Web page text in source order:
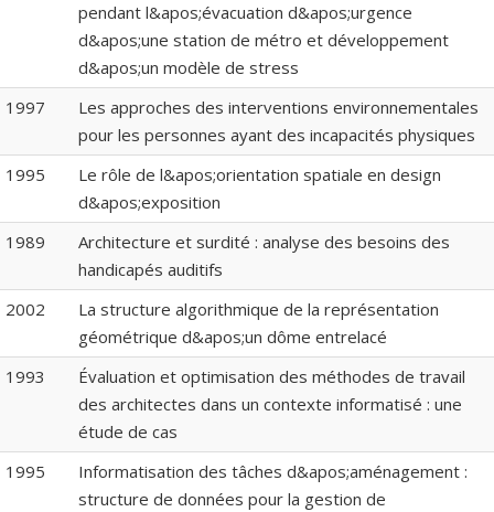
pendant l&apos;évacuation d&apos;urgence
d&apos;une station de métro et développement
d&apos;un modèle de stress
1997
Les approches des interventions environnementales
pour les personnes ayant des incapacités physiques
1995
Le rôle de l&apos;orientation spatiale en design
d&apos;exposition
1989
Architecture et surdité : analyse des besoins des
handicapés auditifs
2002
La structure algorithmique de la représentation
géométrique d&apos;un dôme entrelacé
1993
Évaluation et optimisation des méthodes de travail
des architectes dans un contexte informatisé : une
étude de cas
1995
Informatisation des tâches d&apos;aménagement :
structure de données pour la gestion de